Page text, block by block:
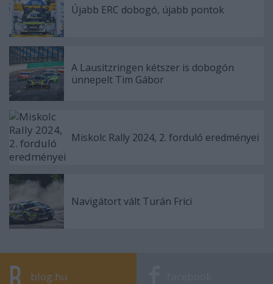
Újabb ERC dobogó, újabb pontok
A Lausitzringen kétszer is dobogón
ünnepelt Tim Gábor
Miskolc Rally 2024, 2. forduló eredményei
Navigátort vált Turán Frici
blog.hu